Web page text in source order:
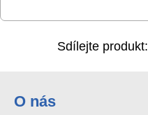
Sdílejte produkt:
O nás